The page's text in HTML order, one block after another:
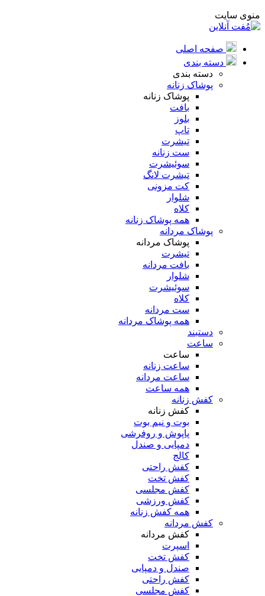
منوی سایت
صفحه اصلی
دسته بندی
دسته بندی
پوشاک زنانه
پوشاک زنانه
بافت
بلوز
تاپ
تیشرت
ست زنانه
سوئیشرت
تیشرت لانگ
کت مزونی
شلوار
کلاه
همه پوشاک زنانه
پوشاک مردانه
پوشاک مردانه
تیشرت
بافت مردانه
شلوار
سوئیشرت
کلاه
ست مردانه
همه پوشاک مردانه
دستبند
ساعت
ساعت
ساعت زنانه
ساعت مردانه
همه ساعت
کفش زنانه
کفش زنانه
بوت و نیم بوت
پاپوش و روفرشی
دمپایی و صندل
کالج
کفش راحتی
کفش تخت
کفش مجلسی
کفش ورزشی
همه کفش زنانه
کفش مردانه
کفش مردانه
اسپرت
کفش تخت
صندل و دمپایی
کفش راحتی
کفش مجلسی